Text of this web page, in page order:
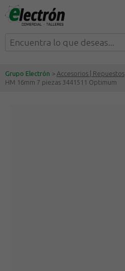
Grupo Electrón > Accesorios | Repuestos
HM 16mm 7 piezas 3441511 Optimum